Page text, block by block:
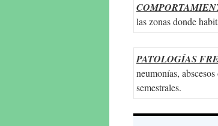
las zonas donde
PATOLOGÍAS
neumonías,
semestrales.